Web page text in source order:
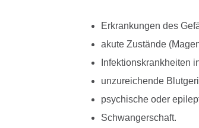
Erkrankungen des
akute Zustände
Infektionskrankheiten
unzureichende
psychische oder
Schwangerschaft.